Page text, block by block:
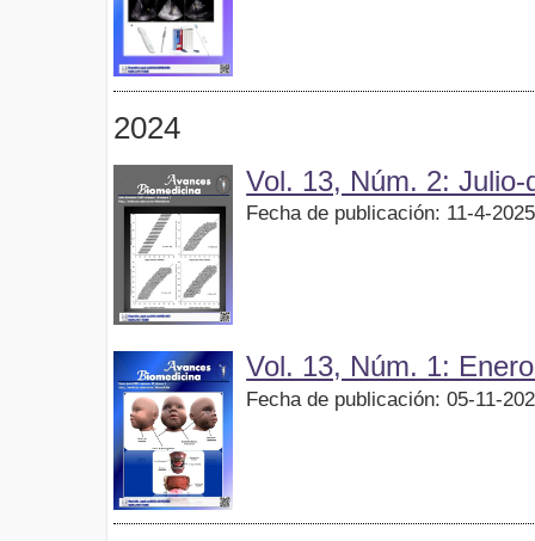
2024
Vol. 13, Núm. 2: Julio-
Fecha de publicación: 11-4-2025
Vol. 13, Núm. 1:
Fecha de publicación: 05-11-